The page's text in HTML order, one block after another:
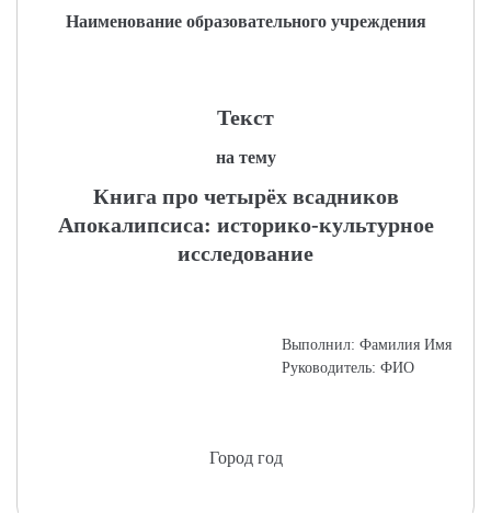
Наименование образовательного учреждения
Текст
на тему
Книга про четырёх всадников
Апокалипсиса: историко-культурное
исследование
Выполнил: Фамилия Имя
Руководитель: ФИО
Город год